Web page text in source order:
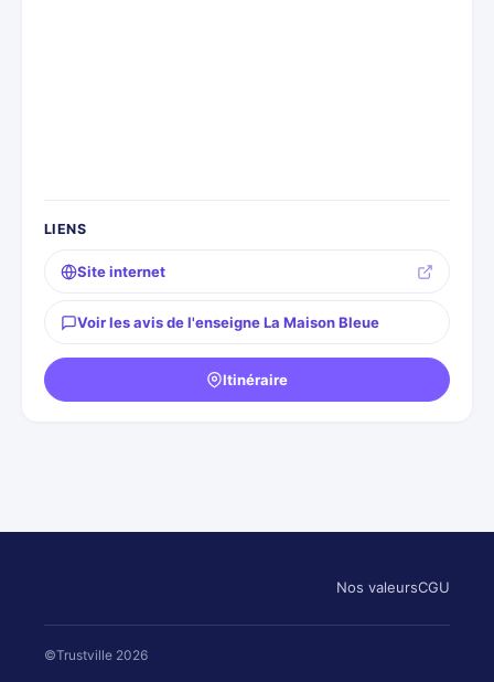
LIENS
Site internet
Voir les avis de l'enseigne La Maison Bleue
Itinéraire
Nos valeursCGU
©Trustville 2026